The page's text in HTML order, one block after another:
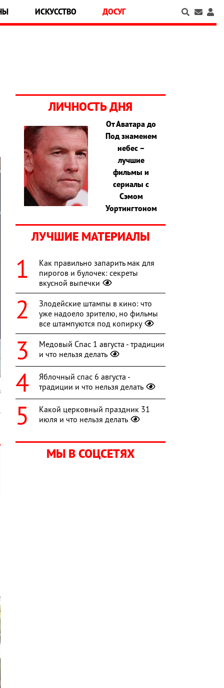
ИСКУССТВО ДОСУГ
ЛИЧНОСТЬ ДНЯ
От Аватара до
Под знаменем
небес –
лучшие
фильмы и
сериалы с
Сэмом
Уортингтоном
ЛУЧШИЕ МАТЕРИАЛЫ
Как правильно запарить мак для
пирогов и булочек: секреты
вкусной выпечки
Злодейские штампы в кино: что
уже надоело зрителю, но фильмы
все штампуются под копирку
Медовый Спас 1 августа - традиции
и что нельзя делать
Яблочный спас 6 августа -
традиции и что нельзя делать
Какой церковный праздник 31
июля и что нельзя делать
МЫ В СОЦСЕТЯХ